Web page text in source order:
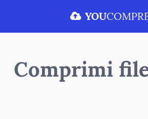
YOU
Comprimi